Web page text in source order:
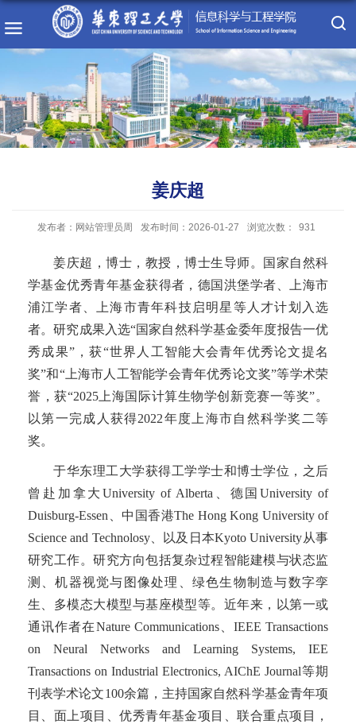
姜庆超
发布者：网站管理员周 发布时间：2026-01-27 浏览次数： 931
姜庆超，博士，教授，博士生导师。国家自然科
学基金优秀青年基金获得者，德国洪堡学者、上海市
浦江学者、上海市青年科技启明星等人才计划入选
者。研究成果入选“国家自然科学基金委年度报告一优
秀成果”，获“世界人工智能大会青年优秀论文提名
奖”和“上海市人工智能学会青年优秀论文奖”等学术荣
誉，获“2025上海国际计算生物学创新竞赛一等奖”。
以第一完成人获得2022年度上海市自然科学奖二等
奖。
于华东理工大学获得工学学士和博士学位，之后
曾赴加拿大University of Alberta、德国University of
Duisburg-Essen、中国香港The Hong Kong University of
Science and Technolosy、以及日本Kyoto University从事
研究工作。研究方向包括复杂过程智能建模与状态监
测、机器视觉与图像处理、绿色生物制造与数字孪
生、多模态大模型与基座模型等。近年来，以第一或
通讯作者在Nature Communications、IEEE Transactions
on Neural Networks and Learning Systems, IEE
Transactions on Industrial Electronics, AIChE Journal等期
刊表学术论文100余篇，主持国家自然科学基金青年项
目、面上项目、优秀青年基金项目、联合重点项目，